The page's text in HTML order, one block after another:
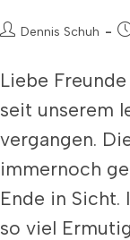
Dennis Schuh
Liebe
seit unserem
vergangen.
immernoch
Ende in
so viel